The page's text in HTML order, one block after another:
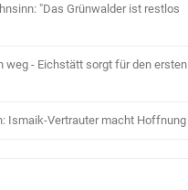
"Das Grünwalder ist restlos
weg - Eichstätt sorgt für den ersten
Ismaik-Vertrauter macht Hoffnung